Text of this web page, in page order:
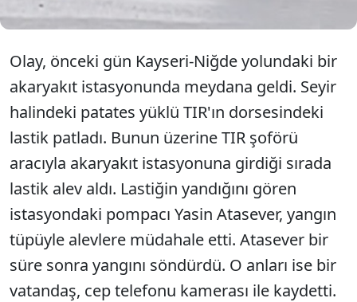
Olay, önceki gün Kayseri-Niğde yolundaki bir
akaryakıt istasyonunda meydana geldi. Seyir
halindeki patates yüklü TIR'ın dorsesindeki
lastik patladı. Bunun üzerine TIR şoförü
aracıyla akaryakıt istasyonuna girdiği sırada
lastik alev aldı. Lastiğin yandığını gören
istasyondaki pompacı Yasin Atasever, yangın
tüpüyle alevlere müdahale etti. Atasever bir
süre sonra yangını söndürdü. O anları ise bir
vatandaş, cep telefonu kamerası ile kaydetti.